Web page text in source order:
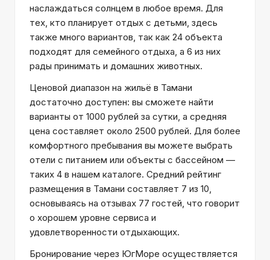
наслаждаться солнцем в любое время. Для
тех, кто планирует отдых с детьми, здесь
также много вариантов, так как 24 объекта
подходят для семейного отдыха, а 6 из них
рады принимать и домашних животных.
Ценовой диапазон на жильё в Тамани
достаточно доступен: вы сможете найти
варианты от 1000 рублей за сутки, а средняя
цена составляет около 2500 рублей. Для более
комфортного пребывания вы можете выбрать
отели с питанием или объекты с бассейном —
таких 4 в нашем каталоге. Средний рейтинг
размещения в Тамани составляет 7 из 10,
основываясь на отзывах 77 гостей, что говорит
о хорошем уровне сервиса и
удовлетворенности отдыхающих.
Бронирование через ЮгМоре осуществляется